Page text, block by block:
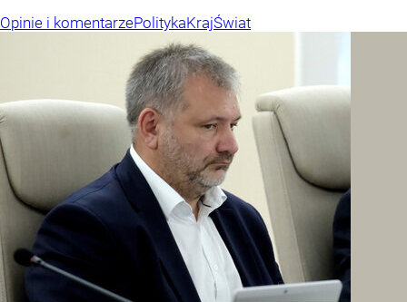
Opinie i komentarzePolitykaKrajŚwiat